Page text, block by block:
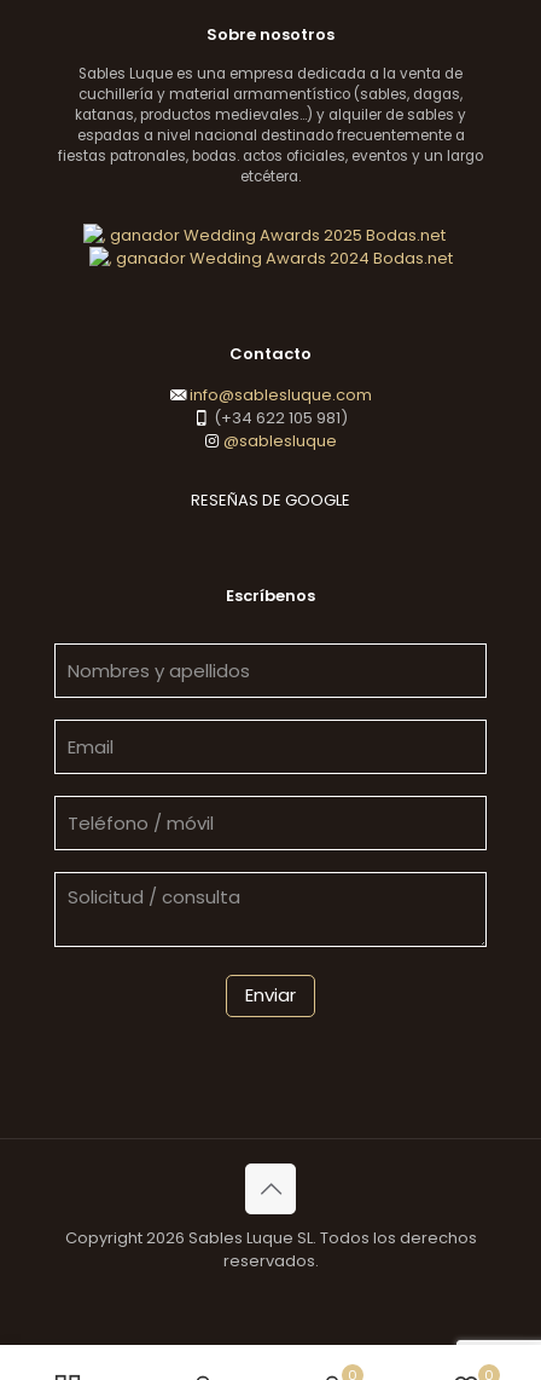
Sobre nosotros
Sables Luque es una empresa dedicada a la venta de
cuchillería y material armamentístico (sables, dagas,
katanas, productos medievales...) y alquiler de sables y
espadas a nivel nacional destinado frecuentemente a
fiestas patronales, bodas. actos oficiales, eventos y un largo
etcétera.
Contacto
info@sablesluque.com
(+34 622 105 981)
@sablesluque
RESEÑAS DE GOOGLE
Escríbenos
Copyright 2026 Sables Luque SL. Todos los derechos
reservados.
0 0